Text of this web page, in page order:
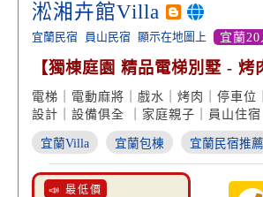
淞湘卉館Villa
宜蘭民宿 員山民宿 顯示在地圖上 宜蘭
【獨棟庭園 精品電梯別墅 - 烤
唱渡假享受】
電梯｜電動麻將｜戲水｜烤肉｜停車位
設計｜設備俱全 ｜家庭親子｜員山住
宜蘭Villa 宜蘭包棟 宜蘭民宿推薦
📣 最低價